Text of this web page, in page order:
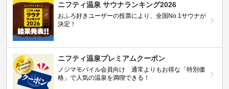
ニフティ温泉 サウナランキング2026
おふろ好きユーザーの投票により、全国No.1サウナが
決定！
ニフティ温泉プレミアムクーポン
ノジマモバイル会員向け 通常よりもお得な「特別価
格」で人気の温泉を満喫できる！